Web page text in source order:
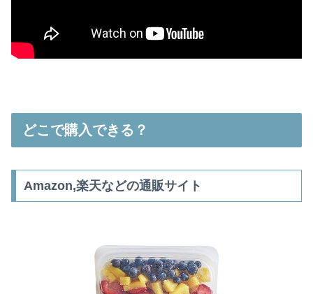
どこで購入できる？
Amazon,楽天などの通販サイト